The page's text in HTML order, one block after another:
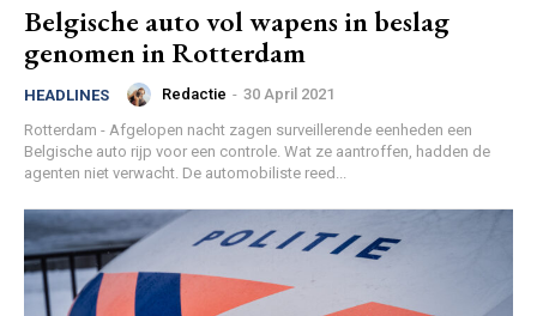
Belgische auto vol wapens in beslag
genomen in Rotterdam
HEADLINES Redactie - 30 April 2021
Rotterdam - Afgelopen nacht zagen surveillerende eenheden een
Belgische auto rijp voor een controle. Wat ze aantroffen, hadden de
agenten niet verwacht. De automobiliste reed...